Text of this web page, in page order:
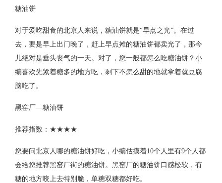
糖油饼
对于爱吃甜食的北京人来说，糖油饼就是“早点之光”。在过
去，要是早上出门晚了，赶上早点摊的糖油饼都卖光了，那今
儿绝对是垂头丧气的一天。对了，您一般都怎么吃糖油饼？小
编喜欢先紧着糖多的地方吃，剩下不怎么甜的地就拿着就豆腐
脑吃了。
黑窑厂—糖油饼
推荐指数：★★★★
您要问北京人哪的糖油饼好吃，小编估摸着10个人里有9个人都
会给您推荐黑窑厂街的糖油饼。黑窑厂的糖油饼口感松软，有
糖的地方咬上去特别脆，单糖双糖都好吃。